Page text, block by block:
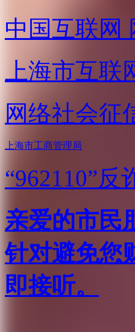
中国互联网
上海市互联
网络社会征
上海市工商管理局
“962110”反
亲爱的市民
针对避免您
即接听。